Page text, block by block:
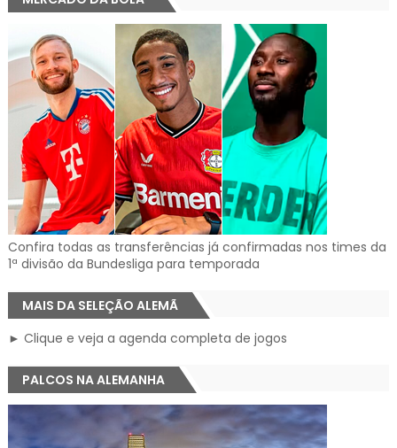
Confira todas as transferências já confirmadas nos times da
1ª divisão da Bundesliga para temporada
MAIS DA SELEÇÃO ALEMÃ
► Clique e veja a agenda completa de jogos
PALCOS NA ALEMANHA